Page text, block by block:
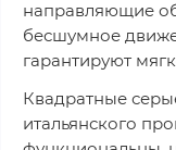
направляющие
бесшумное
гарантируют
Квадратные
итальянского